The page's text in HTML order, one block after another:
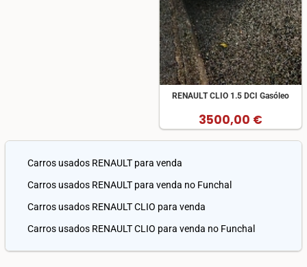
RENAULT CLIO 1.5 DCI Gasóleo
3500,00 €
Carros usados RENAULT para venda
Carros usados RENAULT para venda no Funchal
Carros usados RENAULT CLIO para venda
Carros usados RENAULT CLIO para venda no Funchal